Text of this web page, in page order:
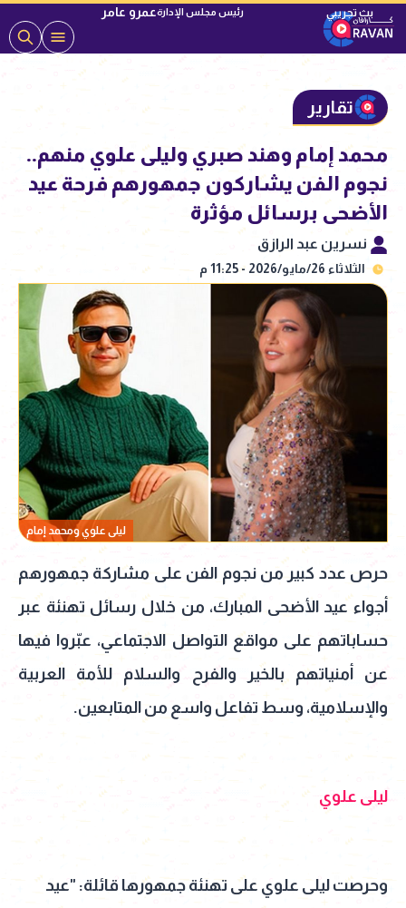
رئيس مجلس الإدارةعمرو عامر
تقارير
محمد إمام وهند صبري وليلى علوي منهم..
نجوم الفن يشاركون جمهورهم فرحة عيد
الأضحى برسائل مؤثرة
نسرين عبد الرازق
الثلاثاء 26/مايو/2026 - 11:25 م
ليلى علوي ومحمد إمام
حرص عدد كبير من نجوم الفن على مشاركة جمهورهم
أجواء عيد الأضحى المبارك، من خلال رسائل تهنئة عبر
حساباتهم على مواقع التواصل الاجتماعي، عبّروا فيها
عن أمنياتهم بالخير والفرح والسلام للأمة العربية
والإسلامية، وسط تفاعل واسع من المتابعين.
ليلى علوي
وحرصت ليلى علوي على تهنئة جمهورها قائلة: "عيد